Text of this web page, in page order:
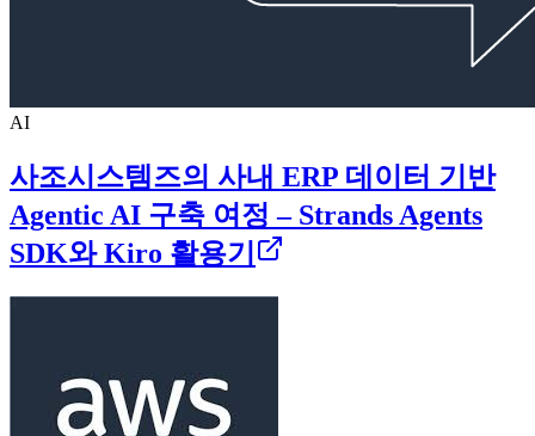
AI
사조시스템즈의 사내 ERP 데이터 기반
Agentic AI 구축 여정 – Strands Agents
SDK와 Kiro 활용기